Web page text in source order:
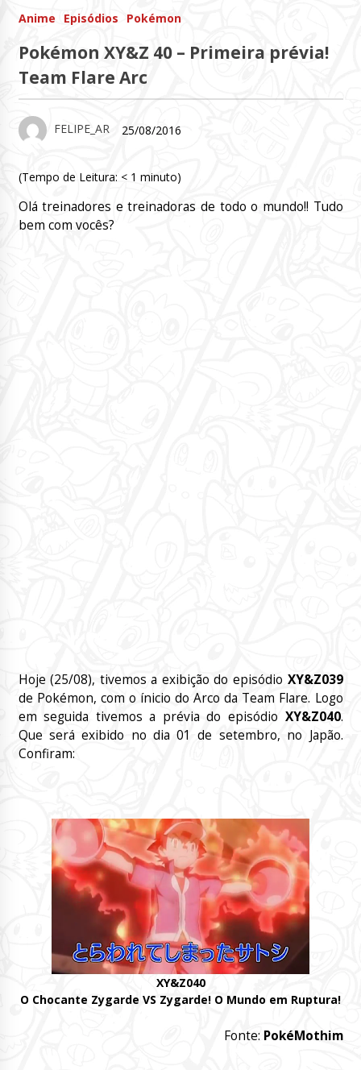
Anime Episódios Pokémon
Pokémon XY&Z 40 – Primeira prévia!
Team Flare Arc
FELIPE_AR 25/08/2016
(Tempo de Leitura: < 1 minuto)
Olá treinadores e treinadoras de todo o mundo!! Tudo
bem com vocês?
Hoje (25/08), tivemos a exibição do episódio XY&Z039
de Pokémon, com o ínicio do Arco da Team Flare. Logo
em seguida tivemos a prévia do episódio XY&Z040.
Que será exibido no dia 01 de setembro, no Japão.
Confiram:
XY&Z040
O Chocante Zygarde VS Zygarde! O Mundo em Ruptura!
Fonte: PokéMothim